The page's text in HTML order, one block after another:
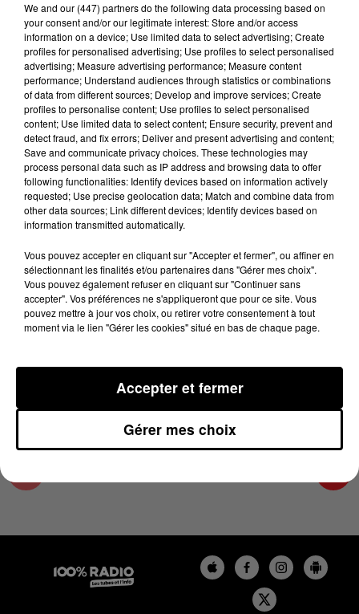
Lecture (3 min 57 sec)
100%
100% Radio les infos du Comminges
20 août 2025 - 3 min 57 sec
LES INFOS DU COMMINGES DU 20/08/2025 À
17H00
Podcast infos du Comminges
We and our (447) partnersdo the following data processing based on
your consent and/or our legitimate interest: Store and/or access
information on a device; Use limited data to select advertising; Create
profiles for personalised advertising; Use profiles to select personalised
advertising; Measure advertising performance; Measure content
performance; Understand audiences through statistics or combinations
of data from different sources; Develop and improve services; Create
profiles to personalise content; Use profiles to select personalised
content; Use limited data to select content; Ensure security, prevent and
detect fraud, and fix errors; Deliver and present advertising and content;
Save and communicate privacy choices. These technologies may
process personal data such as IP address and browsing data to offer
following functionalities: Identify devices based on information actively
requested; Use precise geolocation data; Match and combine data from
other data sources; Link different devices; Identify devices based on
information transmitted automatically.
Vous pouvez accepter en cliquant sur "Accepter et fermer", ou affiner en
sélectionnant les finalités et/ou partenaires dans "Gérer mes choix".
Vous pouvez également refuser en cliquant sur "Continuer sans
accepter". Vos préférences ne s'appliqueront que pour ce site. Vous
pouvez mettre à jour vos choix, ou retirer votre consentement à tout
moment via le lien "Gérer les cookies" situé en bas de chaque page.
Gérer mes choix
Accepter et fermer